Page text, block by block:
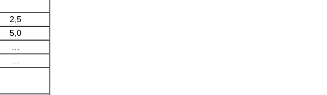
2,5
5,0
…
…